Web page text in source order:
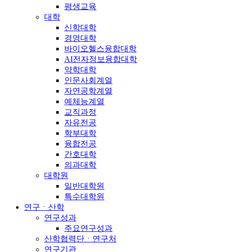
평생교육
대학
신학대학
경영대학
바이오헬스융합대학
AI전자정보융합대학
약학대학
인문사회계열
자연공학계열
예체능계열
교직과정
자유전공
학부대학
융합전공
간호대학
의과대학
대학원
일반대학원
특수대학원
연구ㆍ산학
연구성과
주요연구성과
산학협력단ㆍ연구처
연구기관